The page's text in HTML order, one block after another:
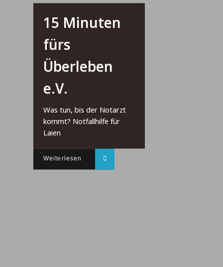
15 Minuten
fürs
Überleben
e.V.
Was tun, bis der Notarzt
kommt? Notfallhilfe für
Laien
Weiterlesen